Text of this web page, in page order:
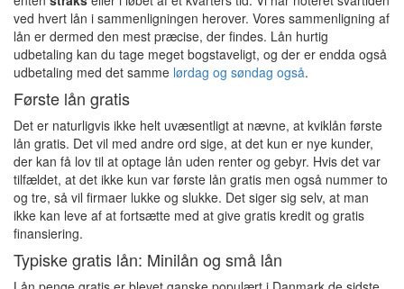
ved hvert lån i sammenligningen herover. Vores sammenligning af
lån er dermed den mest præcise, der findes. Lån hurtig
udbetaling kan du tage meget bogstaveligt, og der er endda også
udbetaling med det samme lørdag og søndag også.
Første lån gratis
Det er naturligvis ikke helt uvæsentligt at nævne, at kviklån første
lån gratis. Det vil med andre ord sige, at det kun er nye kunder,
der kan få lov til at optage lån uden renter og gebyr. Hvis det var
tilfældet, at det ikke kun var første lån gratis men også nummer to
og tre, så vil firmaer lukke og slukke. Det siger sig selv, at man
ikke kan leve af at fortsætte med at give gratis kredit og gratis
finansiering.
Typiske gratis lån: Minilån og små lån